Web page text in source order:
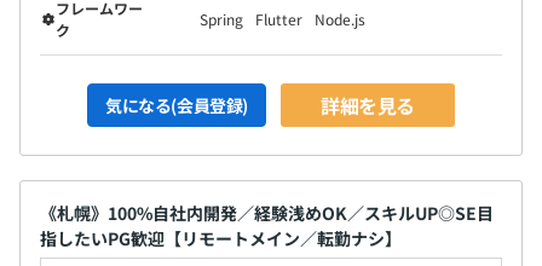
ションを密に取りながら、プロジェクトを進めていまs
す。
フレームワー
ク
Spring Flutter Node.js
気になる(会員登録) 詳細を見る
《札幌》100%自社内開発／経験浅めOK／スキルUP◎SE目
指したいPG歓迎【リモートメイン／転勤ナシ】